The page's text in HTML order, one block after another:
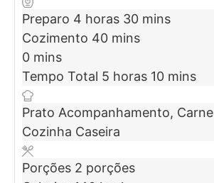
Preparo 4 horas 30 mins
Cozimento 40 mins
0 mins
Tempo Total 5 horas 10 mins
Prato Acompanhamento, Carne
Cozinha Caseira
Porções 2 porções